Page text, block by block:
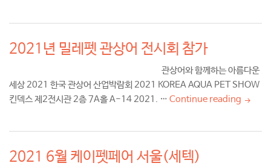
2021년 밀레펫 관상어 전시회 참가
관상어와 함께하는 아름다운
세상 2021 한국 관상어 산업박람회 2021 KOREA AQUA PET SHOW
킨덱스 제2전시관 2층 7A홀 A-14 2021. … Continue reading 2021
2021 6월 케이펫페어 서울(세텍)